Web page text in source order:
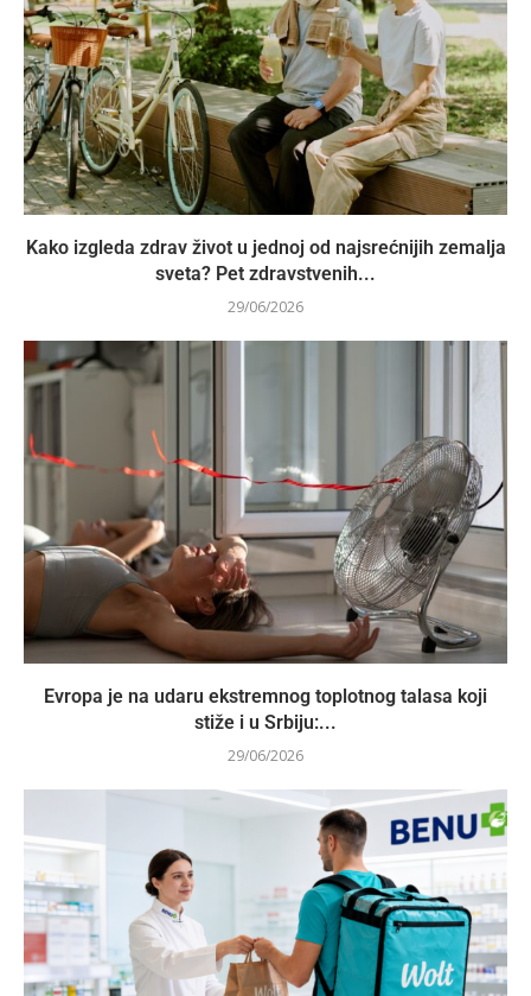
Kako izgleda zdrav život u jednoj od najsrećnijih zemalja
sveta? Pet zdravstvenih...
29/06/2026
Evropa je na udaru ekstremnog toplotnog talasa koji
stiže i u Srbiju:...
29/06/2026